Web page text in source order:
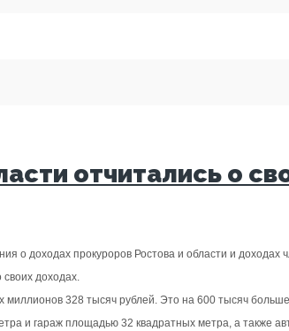
отчитались о
о доходах прокуроров Ростова и области и доходах
своих доходах.
328 тысяч рублей. Это на 600 тысяч
и гараж площадью 32 квадратных метра, а также